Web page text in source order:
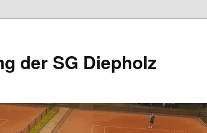
der SG Diepholz